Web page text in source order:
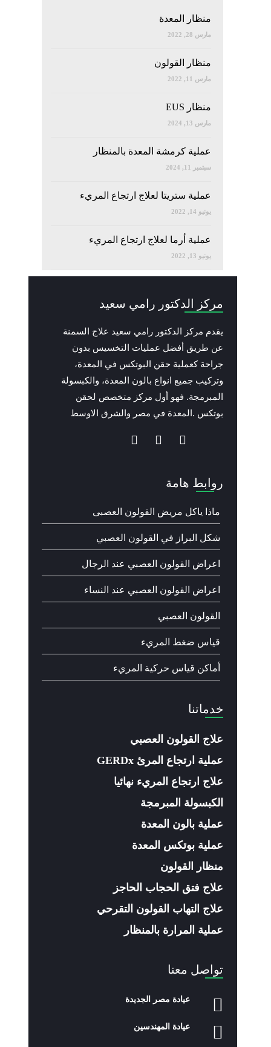
منظار المعدة
مارس 28, 2022
منظار القولون
مارس 11, 2022
منظار EUS
مارس 13, 2024
عملية كرمشة المعدة بالمنظار
سبتمبر 11, 2024
عملية ستريتا لعلاج ارتجاع المريء
يونيو 14, 2022
عملية أرما لعلاج ارتجاع المريء
يونيو 13, 2022
مركز الدكتور رامي سعيد
يقدم مركز الدكتور رامي سعيد علاج السمنة
عن طريق أفضل عمليات التخسيس بدون
جراحة كعملية حقن البوتكس في المعدة،
وتركيب جميع انواع بالون المعدة، والكبسولة
المبرمجة. فهو أول مركز متخصص لحقن
بوتكس .المعدة في مصر والشرق الاوسط
روابط هامة
ماذا ياكل مريض القولون العصبى
شكل البراز في القولون العصبي
اعراض القولون العصبي عند الرجال
اعراض القولون العصبي عند النساء
القولون العصبي
قياس ضغط المريء
أماكن قياس حركية المريء
خدماتنا
علاج القولون العصبي
عملية ارتجاع المرئ GERDx
علاج ارتجاع المريء نهائيا
الكبسولة المبرمجة
عملية بالون المعدة
عملية بوتكس المعدة
منظار القولون
علاج فتق الحجاب الحاجز
علاج التهاب القولون التقرحي
عملية المرارة بالمنظار
تواصل معنا
عيادة مصر الجديدة
عيادة المهندسين